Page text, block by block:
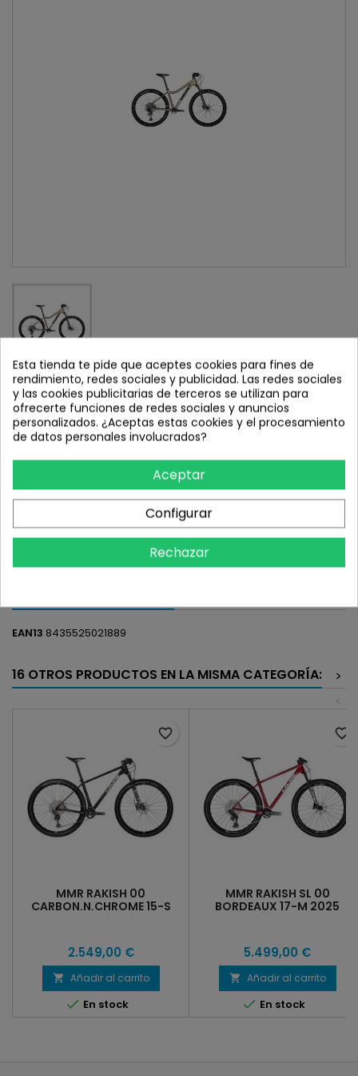
MMR AKIRA 27 00 LIGHT COPPER N
BLACK 16-S 2025
949,00 €
 Añadir al carrito
Compartir
EAN13 8435525021889
16 OTROS PRODUCTOS EN LA MISMA CATEGORÍA:
>
<
MMR RAKISH 00
CARBON.N.CHROME 15-S
2.549,00 €
 Añadir al carrito
 En stock
favorite_border
MMR RAKISH SL 00
BORDEAUX 17-M 2025
5.499,00 €
 Añadir al carrito
 En stock
favorite_border
Esta tienda te pide que aceptes cookies para fines de
rendimiento, redes sociales y publicidad. Las redes sociales
y las cookies publicitarias de terceros se utilizan para
ofrecerte funciones de redes sociales y anuncios
personalizados. ¿Aceptas estas cookies y el procesamiento
de datos personales involucrados?
Aceptar
Configurar
Rechazar